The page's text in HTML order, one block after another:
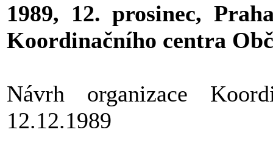
1989, 12. prosinec,
Koordinačního centra
Návrh organizace
12.12.1989